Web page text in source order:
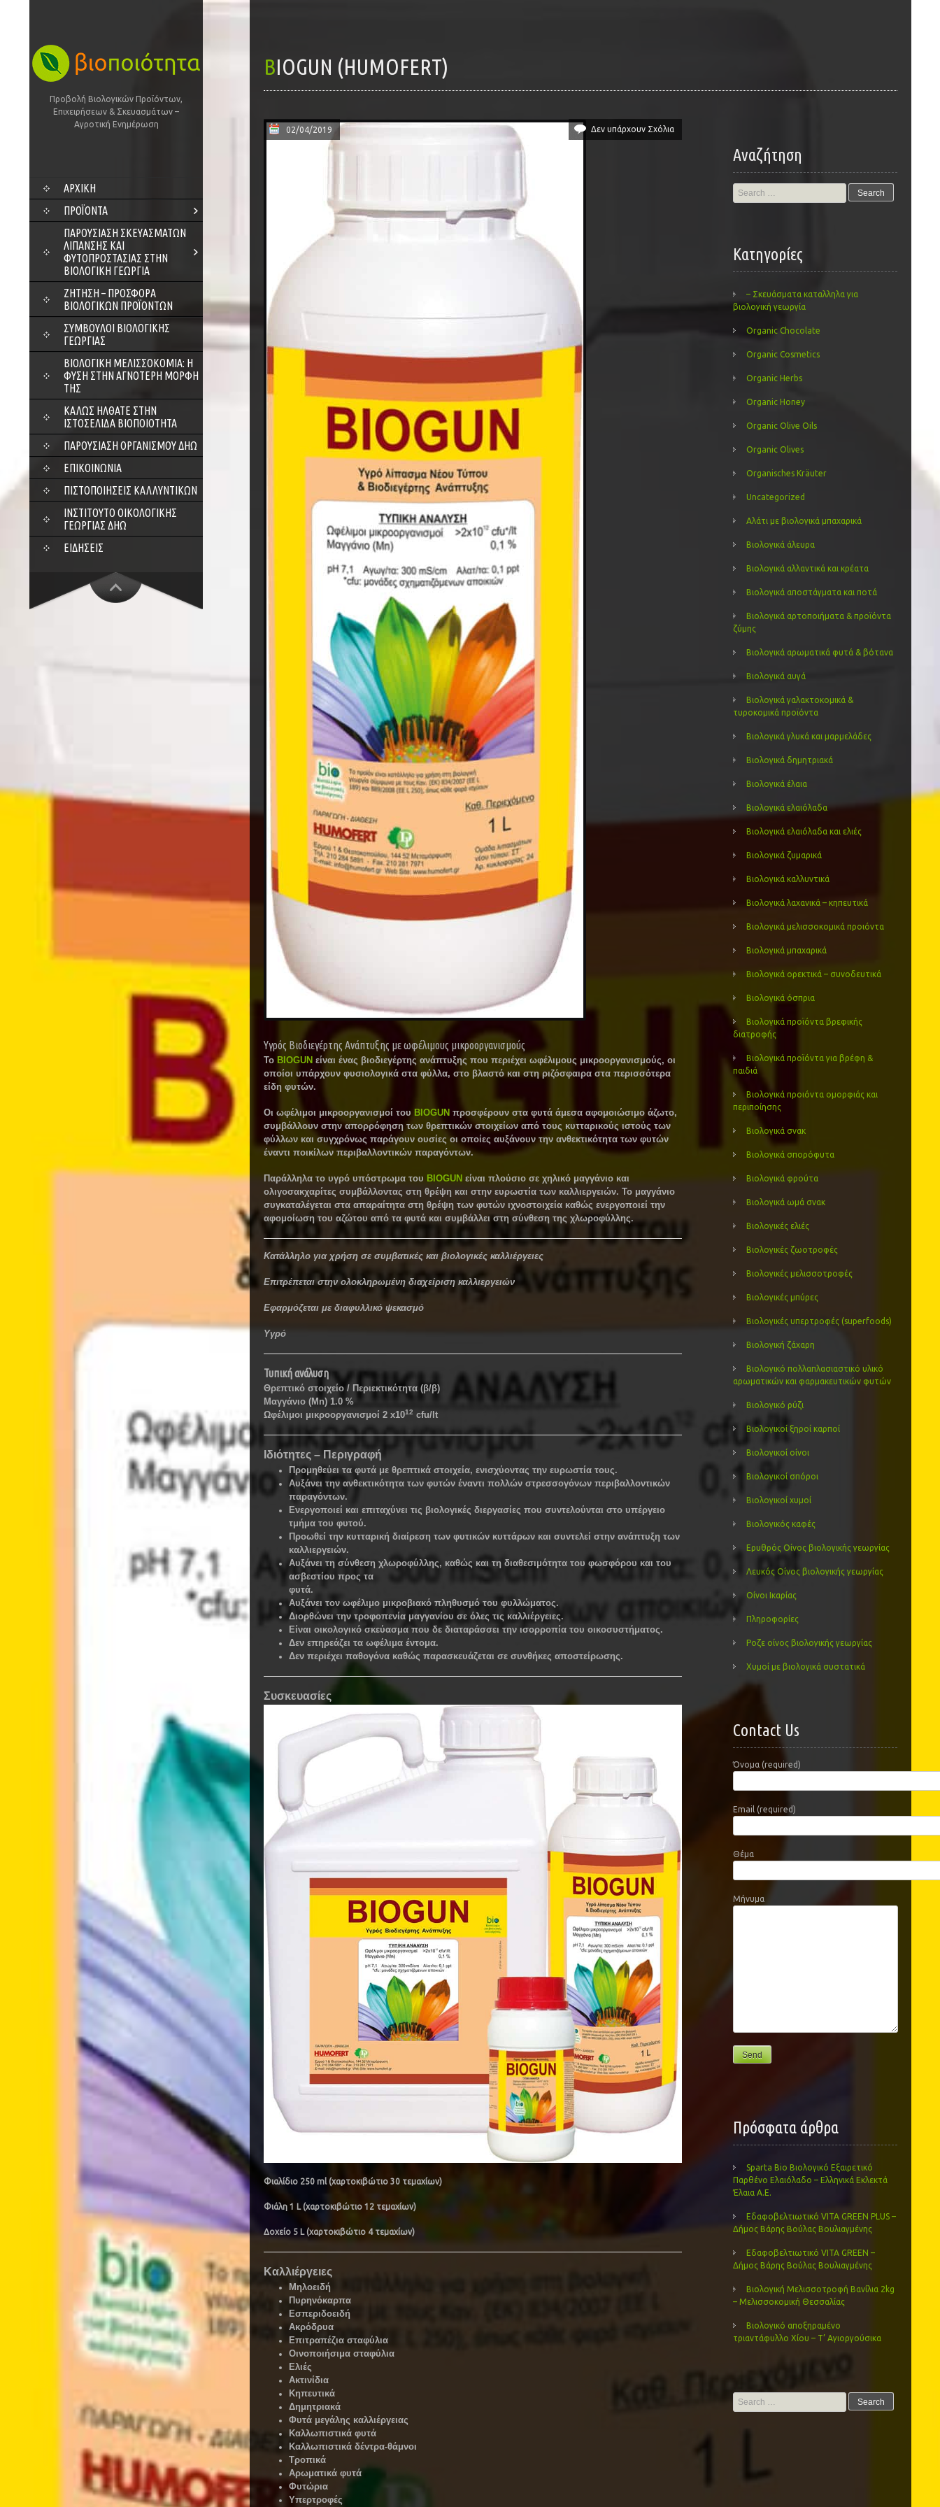
Προβολή Βιολογικών Προϊόντων,
Επιχειρήσεων & Σκευασμάτων –
Αγροτική Ενημέρωση
SKIP
CONTENT
ΑΡΧΙΚΗ
ΠΡΟΪΌΝΤΑ
ΠΑΡΟΥΣΊΑΣΗ ΣΚΕΥΑΣΜΆΤΩΝ
ΛΊΠΑΝΣΗΣ ΚΑΙ
ΦΥΤΟΠΡΟΣΤΑΣΊΑΣ ΣΤΗΝ
ΒΙΟΛΟΓΙΚΉ ΓΕΩΡΓΊΑ
ΖΗΤΗΣΗ – ΠΡΟΣΦΟΡΑ
ΒΙΟΛΟΓΙΚΩΝ ΠΡΟΪΟΝΤΩΝ
ΣΎΜΒΟΥΛΟΙ ΒΙΟΛΟΓΙΚΉΣ
ΓΕΩΡΓΊΑΣ
ΒΙΟΛΟΓΙΚΉ ΜΕΛΙΣΣΟΚΟΜΊΑ: Η
ΦΎΣΗ ΣΤΗΝ ΑΓΝΌΤΕΡΗ ΜΟΡΦΉ
ΤΗΣ
ΚΑΛΏΣ ΉΛΘΑΤΕ ΣΤΗΝ
ΙΣΤΟΣΕΛΊΔΑ ΒΙΟΠΟΙΌΤΗΤΑ
ΠΑΡΟΥΣΊΑΣΗ ΟΡΓΑΝΙΣΜΟΎ ΔΗΩ
ΕΠΙΚΟΙΝΩΝΊΑ
ΠΙΣΤΟΠΟΙΉΣΕΙΣ ΚΑΛΛΥΝΤΙΚΏΝ
ΙΝΣΤΙΤΟΎΤΟ ΟΙΚΟΛΟΓΙΚΉΣ
ΓΕΩΡΓΊΑΣ ΔΗΩ
ΕΙΔΉΣΕΙΣ
BIOGUN (HUMOFERT)
02/04/2019 Δεν υπάρχουν Σχόλια
Υγρός Βιοδιεγέρτης Ανάπτυξης με ωφέλιμους μικροοργανισμούς
Το BIOGUN είναι ένας βιοδιεγέρτης ανάπτυξης που περιέχει ωφέλιμους μικροοργανισμούς, οι
οποίοι υπάρχουν φυσιολογικά στα φύλλα, στο βλαστό και στη ριζόσφαιρα στα περισσότερα
είδη φυτών.
Oι ωφέλιμοι μικροοργανισμοί του BIOGUN προσφέρουν στα φυτά άμεσα αφομοιώσιμο άζωτο,
συμβάλλουν στην απορρόφηση των θρεπτικών στοιχείων από τους κυτταρικούς ιστούς των
φύλλων και συγχρόνως παράγουν ουσίες οι οποίες αυξάνουν την ανθεκτικότητα των φυτών
έναντι ποικίλων περιβαλλοντικών παραγόντων.
Παράλληλα το υγρό υπόστρωμα του BIOGUN είναι πλούσιο σε χηλικό μαγγάνιο και
ολιγοσακχαρίτες συμβάλλοντας στη θρέψη και στην ευρωστία των καλλιεργειών. Το μαγγάνιο
συγκαταλέγεται στα απαραίτητα στη θρέψη των φυτών ιχνοστοιχεία καθώς ενεργοποιεί την
αφομοίωση του αζώτου από τα φυτά και συμβάλλει στη σύνθεση της χλωροφύλλης.
Κατάλληλο για χρήση σε συμβατικές και βιολογικές καλλιέργειες
Επιτρέπεται στην ολοκληρωμένη διαχείριση καλλιεργειών
Εφαρμόζεται με διαφυλλικό ψεκασμό
Υγρό
Τυπική ανάλυση
Θρεπτικό στοιχείο / Περιεκτικότητα (β/β)
Μαγγάνιο (Mn) 1.0 %
Ωφέλιμοι μικροοργανισμοί 2 x1012 cfu/lt
Ιδιότητες – Περιγραφή
Προμηθεύει τα φυτά με θρεπτικά στοιχεία, ενισχύοντας την ευρωστία τους.
Αυξάνει την ανθεκτικότητα των φυτών έναντι πολλών στρεσσογόνων περιβαλλοντικών
παραγόντων.
Ενεργοποιεί και επιταχύνει τις βιολογικές διεργασίες που συντελούνται στο υπέργειο
τμήμα του φυτού.
Προωθεί την κυτταρική διαίρεση των φυτικών κυττάρων και συντελεί στην ανάπτυξη των
καλλιεργειών.
Αυξάνει τη σύνθεση χλωροφύλλης, καθώς και τη διαθεσιμότητα του φωσφόρου και του
ασβεστίου προς τα
φυτά.
Αυξάνει τον ωφέλιμο μικροβιακό πληθυσμό του φυλλώματος.
Διορθώνει την τροφοπενία μαγγανίου σε όλες τις καλλιέργειες.
Είναι οικολογικό σκεύασμα που δε διαταράσσει την ισορροπία του οικοσυστήματος.
Δεν επηρεάζει τα ωφέλιμα έντομα.
Δεν περιέχει παθογόνα καθώς παρασκευάζεται σε συνθήκες αποστείρωσης.
Συσκευασίες
Φιαλίδιο 250 ml (χαρτοκιβώτιο 30 τεμαχίων)
Φιάλη 1 L (χαρτοκιβώτιο 12 τεμαχίων)
Δοχείο 5 L (χαρτοκιβώτιο 4 τεμαχίων)
Καλλιέργειες
Μηλοειδή
Πυρηνόκαρπα
Εσπεριδοειδή
Ακρόδρυα
Επιτραπέζια σταφύλια
Οινοποιήσιμα σταφύλια
Ελιές
Ακτινίδια
Κηπευτικά
Δημητριακά
Φυτά μεγάλης καλλιέργειας
Καλλωπιστικά φυτά
Καλλωπιστικά δέντρα-θάμνοι
Τροπικά
Αρωματικά φυτά
Φυτώρια
Υπερτροφές
Αναζήτηση
Search
for:
Kατηγορίες
– Σκευάσματα καταλληλα για
βιολογική γεωργία
Organic Chocolate
Organic Cosmetics
Organic Herbs
Organic Honey
Organic Olive Oils
Organic Olives
Organisches Kräuter
Uncategorized
Αλάτι με βιολογικά μπαχαρικά
Βιολογικά άλευρα
Βιολογικά αλλαντικά και κρέατα
Βιολογικά αποστάγματα και ποτά
Βιολογικά αρτοποιήματα & προϊόντα
ζύμης
Βιολογικά αρωματικά φυτά & βότανα
Βιολογικά αυγά
Βιολογικά γαλακτοκομικά &
τυροκομικά προϊόντα
Βιολογικά γλυκά και μαρμελάδες
Βιολογικά δημητριακά
Βιολογικά έλαια
Βιολογικά ελαιόλαδα
Βιολογικά ελαιόλαδα και ελιές
Βιολογικά ζυμαρικά
Βιολογικά καλλυντικά
Βιολογικά λαχανικά – κηπευτικά
Βιολογικά μελισσοκομικά προιόντα
Βιολογικά μπαχαρικά
Βιολογικά ορεκτικά – συνοδευτικά
Βιολογικά όσπρια
Βιολογικά προϊόντα βρεφικής
διατροφής
Βιολογικά προϊόντα για βρέφη &
παιδιά
Βιολογικά προιόντα ομορφιάς και
περιποίησης
Βιολογικά σνακ
Βιολογικά σπορόφυτα
Βιολογικά φρούτα
Βιολογικά ωμά σνακ
Βιολογικές ελιές
Βιολογικές ζωοτροφές
Βιολογικές μελισσοτροφές
Βιολογικές μπύρες
Βιολογικές υπερτροφές (superfoods)
Βιολογική ζάχαρη
Βιολογικό πολλαπλασιαστικό υλικό
αρωματικών και φαρμακευτικών φυτών
Βιολογικό ρύζι
Βιολογικοί ξηροί καρποί
Βιολογικοί οίνοι
Βιολογικοί σπόροι
Βιολογικοί χυμοί
Βιολογικός καφές
Ερυθρός Οίνος βιολογικής γεωργίας
Λευκός Οίνος βιολογικής γεωργίας
Οίνοι Ικαρίας
Πληροφορίες
Ροζε οίνος βιολογικής γεωργίας
Χυμοί με βιολογικά συστατικά
Contact Us
Όνομα (required)
Email (required)
Θέμα
Μήνυμα
Πρόσφατα άρθρα
Sparta Bio Βιολογικό Εξαιρετικό
Παρθένο Ελαιόλαδο – Ελληνικά Εκλεκτά
Έλαια Α.Ε.
Εδαφοβελτιωτικό VITA GREEN PLUS –
Δήμος Βάρης Βούλας Βουλιαγμένης
Εδαφοβελτιωτικό VITA GREEN –
Δήμος Βάρης Βούλας Βουλιαγμένης
Βιολογική Μελισσοτροφή Βανίλια 2kg
– Μελισσοκομική Θεσσαλίας
Βιολογικό αποξηραμένο
τριαντάφυλλο Χίου – Τ’ Αγιοργούσικα
Search
for: